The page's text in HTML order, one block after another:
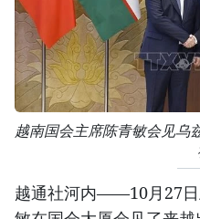
越南国会主席陈青敏会见乌
越通社河内——10月27日